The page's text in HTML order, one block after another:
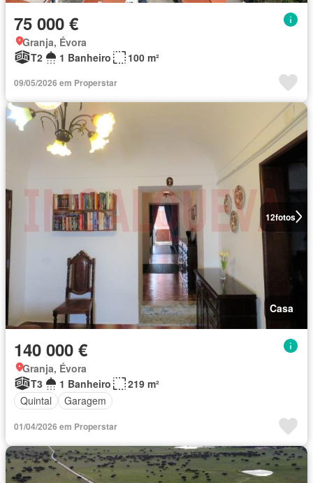
75 000 €
Granja, Évora
T2
1 Banheiro 100 m²
09/05/2026 em Properstar
12fotos
Casa
140 000 €
Granja, Évora
T3
1 Banheiro
219 m²
Quintal
Garagem
01/04/2026 em Properstar